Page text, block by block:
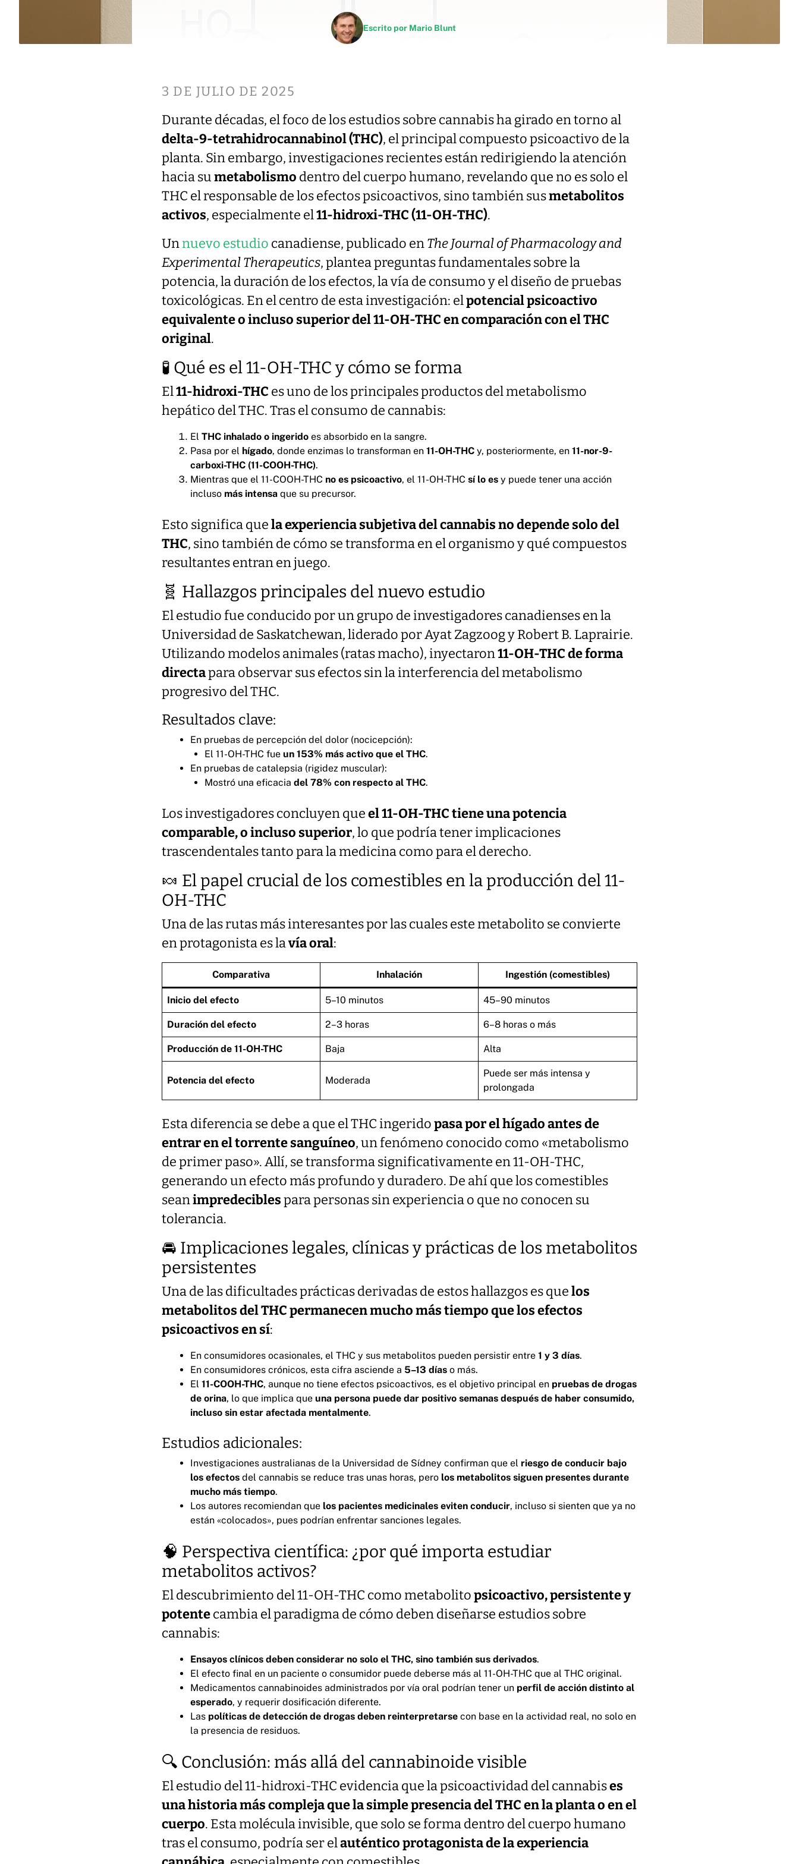
Escrito por Mario Blunt
3 DE JULIO DE 2025
Durante décadas, el foco de los estudios sobre cannabis ha girado en torno al
delta-9-tetrahidrocannabinol (THC), el principal compuesto psicoactivo de la
planta. Sin embargo, investigaciones recientes están redirigiendo la atención
hacia sumetabolismo dentro del cuerpo humano, revelando que no es solo el
THC el responsable de los efectos psicoactivos, sino también susmetabolitos
activos, especialmente el11-hidroxi-THC (11-OH-THC).
Unnuevo estudio canadiense, publicado enThe Journal of Pharmacology and
Experimental Therapeutics, plantea preguntas fundamentales sobre la
potencia, la duración de los efectos, la vía de consumo y el diseño de pruebas
toxicológicas. En el centro de esta investigación: elpotencial psicoactivo
equivalente o incluso superior del 11-OH-THC en comparación con el THC
original.
🧪 Qué es el 11-OH-THC y cómo se forma
El11-hidroxi-THC es uno de los principales productos del metabolismo
hepático del THC. Tras el consumo de cannabis:
El THC inhalado o ingerido es absorbido en la sangre.
Pasa por el hígado, donde enzimas lo transforman en 11-OH-THC y, posteriormente, en 11-nor-9-
carboxi-THC (11-COOH-THC).
Mientras que el 11-COOH-THC no es psicoactivo, el 11-OH-THC sí lo es y puede tener una acción
incluso más intensa que su precursor.
Esto significa quela experiencia subjetiva del cannabis no depende solo del
THC, sino también de cómo se transforma en el organismo y qué compuestos
resultantes entran en juego.
🧬 Hallazgos principales del nuevo estudio
El estudio fue conducido por un grupo de investigadores canadienses en la
Universidad de Saskatchewan, liderado por Ayat Zagzoog y Robert B. Laprairie.
Utilizando modelos animales (ratas macho), inyectaron11-OH-THC de forma
directapara observar sus efectos sin la interferencia del metabolismo
progresivo del THC.
Resultados clave:
En pruebas de percepción del dolor (nocicepción):
El 11-OH-THC fue un 153% más activo que el THC.
En pruebas de catalepsia (rigidez muscular):
Mostró una eficacia del 78% con respecto al THC.
Los investigadores concluyen queel 11-OH-THC tiene una potencia
comparable, o incluso superior, lo que podría tener implicaciones
trascendentales tanto para la medicina como para el derecho.
🍬 El papel crucial de los comestibles en la producción del 11-
OH-THC
Una de las rutas más interesantes por las cuales este metabolito se convierte
en protagonista es lavía oral:
Comparativa Inhalación Ingestión (comestibles)
Inicio del efecto 5–10 minutos 45–90 minutos
Duración del efecto 2–3 horas 6–8 horas o más
Producción de 11-OH-THC Baja Alta
Potencia del efecto Moderada
Puede ser más intensa y
prolongada
Esta diferencia se debe a que el THC ingeridopasa por el hígado antes de
entrar en el torrente sanguíneo, un fenómeno conocido como «metabolismo
de primer paso». Allí, se transforma significativamente en 11-OH-THC,
generando un efecto más profundo y duradero. De ahí que los comestibles
seanimpredeciblespara personas sin experiencia o que no conocen su
tolerancia.
🚘 Implicaciones legales, clínicas y prácticas de los metabolitos
persistentes
Una de las dificultades prácticas derivadas de estos hallazgos es quelos
metabolitos del THC permanecen mucho más tiempo que los efectos
psicoactivos en sí:
En consumidores ocasionales, el THC y sus metabolitos pueden persistir entre 1 y 3 días.
En consumidores crónicos, esta cifra asciende a 5–13 días o más.
El 11-COOH-THC, aunque no tiene efectos psicoactivos, es el objetivo principal en pruebas de drogas
de orina, lo que implica que una persona puede dar positivo semanas después de haber consumido,
incluso sin estar afectada mentalmente.
Estudios adicionales:
Investigaciones australianas de la Universidad de Sídney confirman que el riesgo de conducir bajo
los efectos del cannabis se reduce tras unas horas, pero los metabolitos siguen presentes durante
mucho más tiempo.
Los autores recomiendan que los pacientes medicinales eviten conducir, incluso si sienten que ya no
están «colocados», pues podrían enfrentar sanciones legales.
🧠 Perspectiva científica: ¿por qué importa estudiar
metabolitos activos?
El descubrimiento del 11-OH-THC como metabolitopsicoactivo, persistente y
potentecambia el paradigma de cómo deben diseñarse estudios sobre
cannabis:
Ensayos clínicos deben considerar no solo el THC, sino también sus derivados.
El efecto final en un paciente o consumidor puede deberse más al 11-OH-THC que al THC original.
Medicamentos cannabinoides administrados por vía oral podrían tener un perfil de acción distinto al
esperado, y requerir dosificación diferente.
Las políticas de detección de drogas deben reinterpretarse con base en la actividad real, no solo en
la presencia de residuos.
🔍 Conclusión: más allá del cannabinoide visible
El estudio del 11-hidroxi-THC evidencia que la psicoactividad del cannabises
una historia más compleja que la simple presencia del THC en la planta o en el
cuerpo. Esta molécula invisible, que solo se forma dentro del cuerpo humano
tras el consumo, podría ser elauténtico protagonista de la experiencia